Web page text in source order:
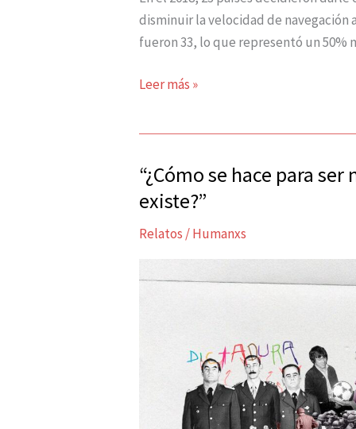
disminuir la velocidad de navegación
fueron 33, lo que representó un 50%
Leer más »
“¿Cómo se hace para
existe?”
Relatos /Humanxs
“¿Cómo
se
para
niño
existe?”